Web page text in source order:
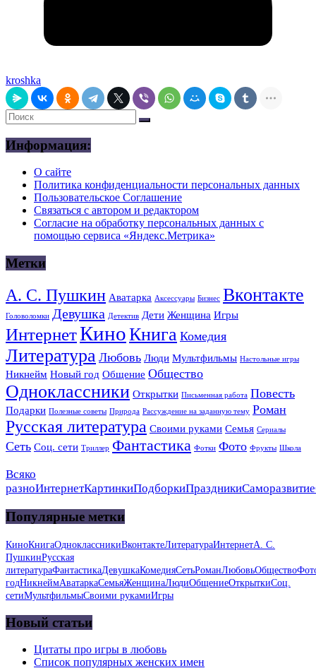
kroshka
Информация:
О сайте
Политика конфиденциальности персональных данных
Пользовательское Соглашение
Связаться с автором и редактором
Согласие на обработку персональных данных с
помощью сервиса «Яндекс.Метрика»
Метки
А. С. Пушкин Аватарка Аксессуары Бизнес Вконтакте
Головоломки Девушка Детектив Дети Женщина Игры
ИнтернетКиноКнига Комедия
Литература Любовь Люди Мультфильмы Настольные игры
Никнейм Новый год Общение Общество
Одноклассники Открытки Письменная работа Повесть
Подарки Полезные советы Природа Рассуждение на заданную тему Роман
Русская литература Своими руками Семья Сериалы
Сеть Соц. сети Триллер Фантастика Фотки Фото Фрукты Школа
Всяко
разноИнтернетКартинкиПодборкиПраздникиСаморазвитие
Популярные метки
КиноКнигаОдноклассникиВконтактеЛитератураИнтернетА. С.
ПушкинРусская
литератураФантастикаДевушкаКомедияСетьРоманЛюбовьОбщество
годНикнеймАватаркаСемьяЖенщинаЛюдиОбщениеОткрыткиСоц.
сетиМультфильмыСвоими рукамиИгры
Новый статьи
Цитаты про игры в любовь
Список популярных женских имен